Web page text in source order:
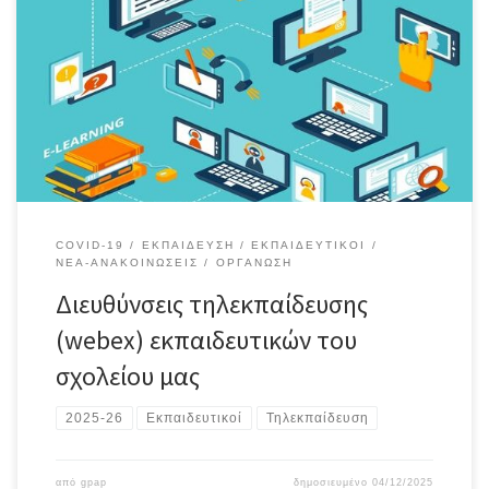
COVID-19 ΕΚΠΑΊΔΕΥΣΗ
ΕΚΠΑΙΔΕΥΤΙΚΟΊ
ΝΈΑ-ΑΝΑΚΟΙΝΏΣΕΙΣ
ΟΡΓΆΝΩΣΗ
Διευθύνσεις τηλεκπαίδευσης
(webex) εκπαιδευτικών του
σχολείου μας
2025-26 Εκπαιδευτικοί Τηλεκπαίδευση
από gpap δημοσιευμένο04/12/2025